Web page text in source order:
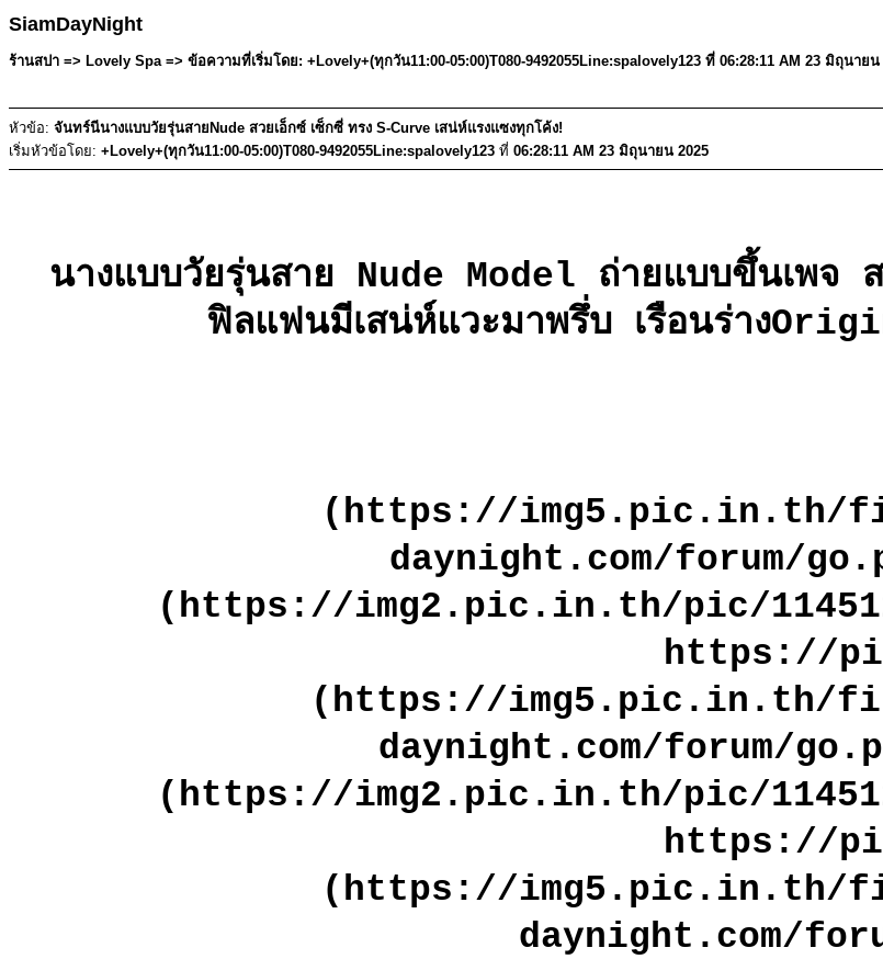
SiamDayNight
ร้านสปา => Lovely Spa => ข้อความที่เริ่มโดย: +Lovely+(ทุกวัน11:00-05:00)T080-9492055Line:spalovely123 ที่ 06:28:11 AM 23 มิถุนายน
หัวข้อ: จันทร์นีนางแบบวัยรุ่นสายNude สวยเอ็กซ์ เซ็กซี่ ทรง S-Curve เสน่ห์แรงแซงทุกโค้ง!
เริ่มหัวข้อโดย: +Lovely+(ทุกวัน11:00-05:00)T080-9492055Line:spalovely123 ที่ 06:28:11 AM 23 มิถุนายน 2025
นางแบบวัยรุ่นสาย Nude Model ถ่ายแบบขึ้นเพจ
ฟิลแฟนมีเสน่ห์แวะมาพรึ่บ เรือนร่าง
(https://img5.pic.in.th/
daynight.com/forum/
(https://img2.pic.in.th/pic/
https://
(https://img5.pic.in.th/
daynight.com/forum/
(https://img2.pic.in.th/pic/
https://
(https://img5.pic.in.th/
daynight.com/